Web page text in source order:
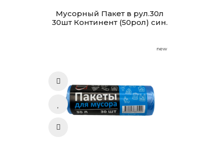
Мусорный Пакет в рул.30л
30шт Континент (50рол) син.
new